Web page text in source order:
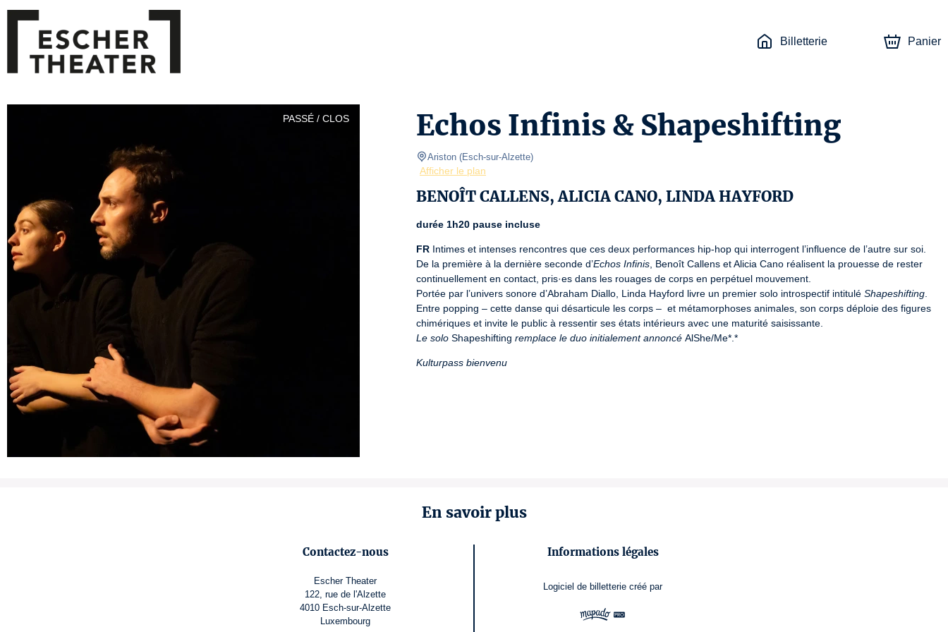
Billetterie Panier
PASSÉ / CLOS Echos Infinis & Shapeshifting
Ariston (Esch-sur-Alzette)
Afficher le plan
BENOÎT CALLENS, ALICIA CANO, LINDA HAYFORD
durée 1h20 pause incluse
FR Intimes et intenses rencontres que ces deux performances hip-hop qui interrogent l’influence de l’autre sur soi.
De la première à la dernière seconde d’Echos Infinis , Benoît Callens et Alicia Cano réalisent la prouesse de rester
continuellement en contact, pris·es dans les rouages de corps en perpétuel mouvement.
Portée par l’univers sonore d’Abraham Diallo, Linda Hayford livre un premier solo introspectif intitulé Shapeshifting
Entre popping – cette danse qui désarticule les corps –  et métamorphoses animales, son corps déploie des figures
Le solo Shapeshifting remplace le duo initialement annoncé AlShe/Me*.*
Kulturpass bienvenu
En savoir plus
Contactez-nous
Escher Theater
122, rue de l'Alzette
4010 Esch-sur-Alzette
Luxembourg
Informations légales
Logiciel de billetterie créé par